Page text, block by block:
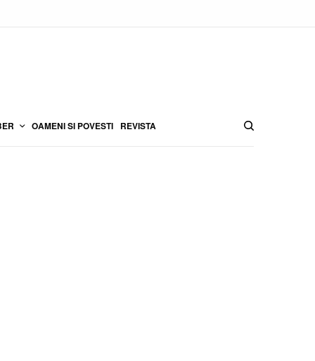
OAMENI SI POVESTI REVISTA